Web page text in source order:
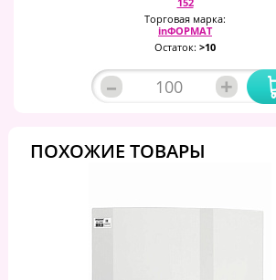
Торговая марка:
inФОРМАТ
Остаток: >10
– +
ПОХОЖИЕ ТОВАРЫ